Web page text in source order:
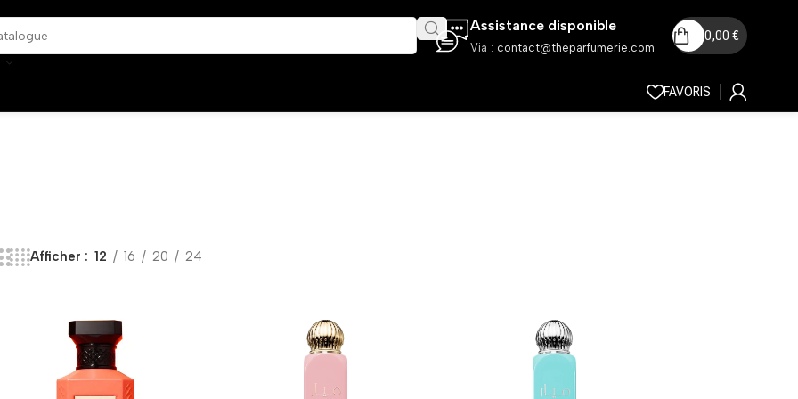
Assistance disponible
Via : contact@theparfumerie.com
0,00 €
FAVORIS
Afficher 12 16 20 24